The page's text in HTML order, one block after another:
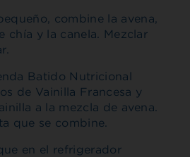
combine la avena,
chía y la canela. Mezclar
Batido Nutricional
de Vainilla Francesa y
a la mezcla de avena.
que se combine.
en el refrigerador